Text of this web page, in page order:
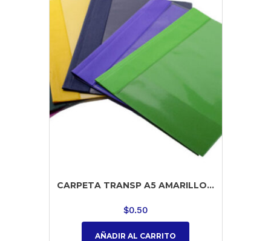
CARPETA TRANSP A5 AMARILLO...
$0.50
AÑADIR AL CARRITO